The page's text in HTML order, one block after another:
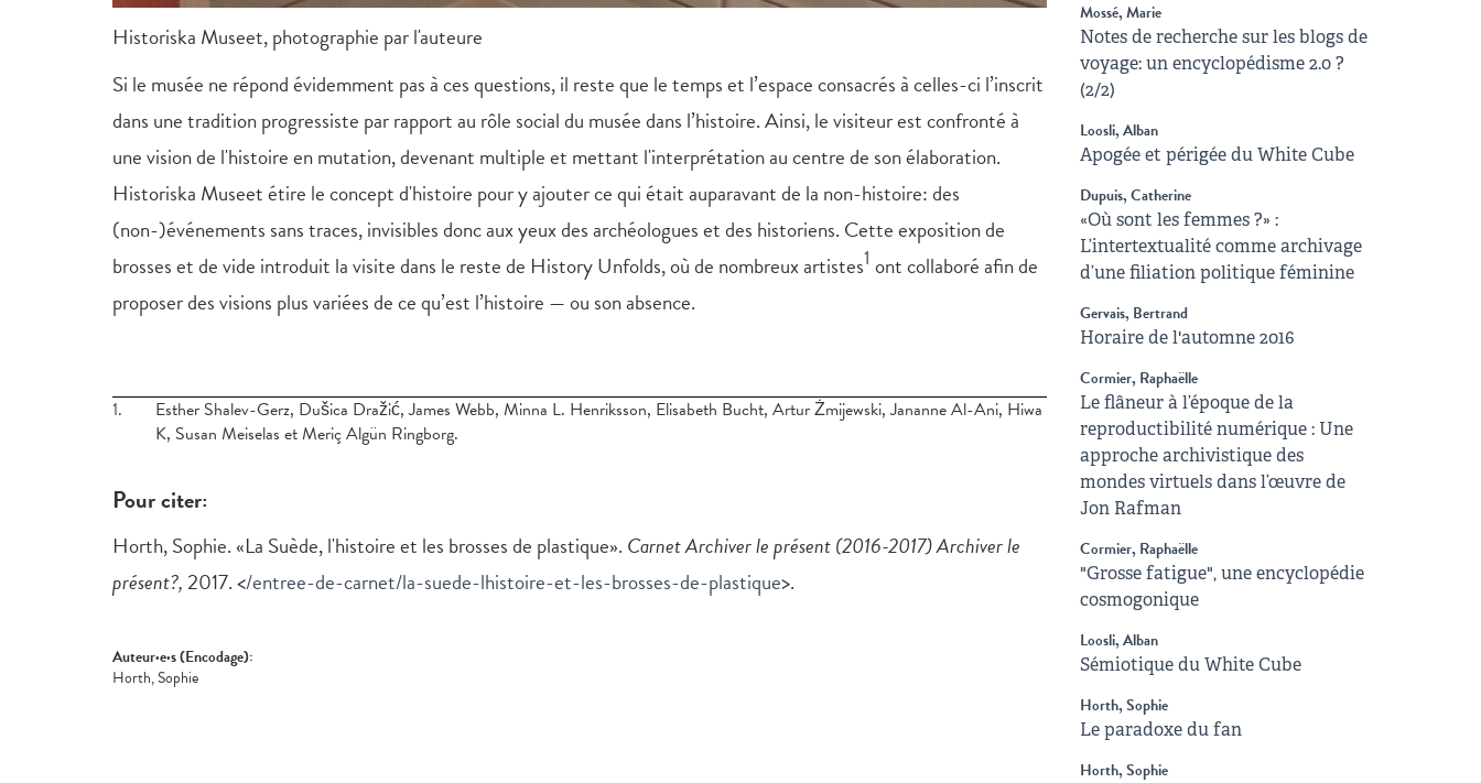
Historiska Museet, photographie par l'auteure
Si le musée ne répond évidemment pas à ces questions, il reste que le temps et l’espace consacrés à celles-ci l’inscrit
dans une tradition progressiste par rapport au rôle social du musée dans l’histoire. Ainsi, le visiteur est confronté à
une vision de l'histoire en mutation, devenant multiple et mettant l'interprétation au centre de son élaboration.
Historiska Museet étire le concept d'histoire pour y ajouter ce qui était auparavant de la non-histoire: des
(non-)événements sans traces, invisibles donc aux yeux des archéologues et des historiens. Cette exposition de
brosses et de vide introduit la visite dans le reste de History Unfolds, où de nombreux artistes1 ont collaboré afin de
proposer des visions plus variées de ce qu’est l’histoire — ou son absence.
1.
Esther Shalev-Gerz, Dušica Dražić, James Webb, Minna L. Henriksson, Elisabeth Bucht, Artur Żmijewski, Jananne Al-Ani, Hiwa
K, Susan Meiselas et Meriç Algün Ringborg.
Pour citer:
Horth, Sophie. «La Suède, l'histoire et les brosses de plastique». Carnet Archiver le présent (2016-2017)Archiver le
présent?,2017. </entree-de-carnet/la-suede-lhistoire-et-les-brosses-de-plastique>.
Auteur·e·s (Encodage):
Horth, Sophie
Mossé, Marie
Notes de recherche sur les blogs de
voyage: un encyclopédisme 2.0 ?
(2/2)
Loosli, Alban
Apogée et périgée du White Cube
Dupuis, Catherine
«Où sont les femmes ?» :
L’intertextualité comme archivage
d’une filiation politique féminine
Gervais, Bertrand
Horaire de l'automne 2016
Cormier, Raphaëlle
Le flâneur à l’époque de la
reproductibilité numérique : Une
approche archivistique des
mondes virtuels dans l’œuvre de
Jon Rafman
Cormier, Raphaëlle
"Grosse fatigue", une encyclopédie
cosmogonique
Loosli, Alban
Sémiotique du White Cube
Horth, Sophie
Le paradoxe du fan
Horth, Sophie